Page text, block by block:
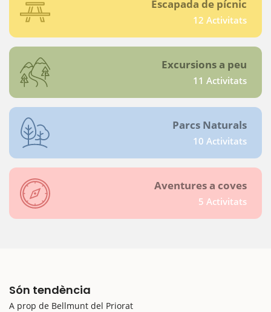
Escapada de pícnic
12 Activitats
Excursions a peu
11 Activitats
Parcs Naturals
10 Activitats
Aventures a coves
5 Activitats
Són tendència
A prop de Bellmunt del Priorat